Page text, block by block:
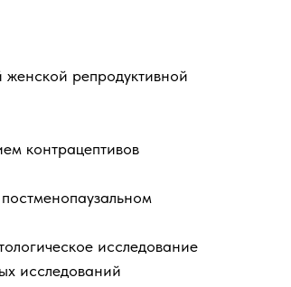
репродуктивной
контрацептивов
исследование
исследований